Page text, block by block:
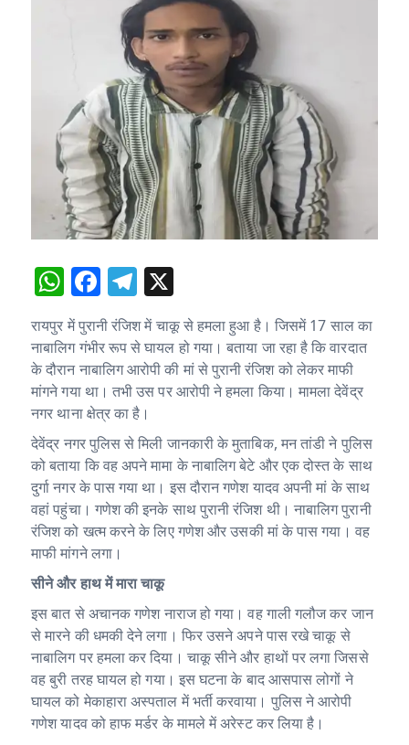
W
h
at
s
A
p
p
F
a
c
e
b
o
o
k
T
el
e
g
ra
m
रायपुर में पुरानी रंजिश में चाकू से हमला हुआ है। जिसमें 17 साल का
नाबालिग गंभीर रूप से घायल हो गया। बताया जा रहा है कि वारदात
के दौरान नाबालिग आरोपी की मां से पुरानी रंजिश को लेकर माफी
मांगने गया था। तभी उस पर आरोपी ने हमला किया। मामला देवेंद्र
नगर थाना क्षेत्र का है।
देवेंद्र नगर पुलिस से मिली जानकारी के मुताबिक, मन तांडी ने पुलिस
को बताया कि वह अपने मामा के नाबालिग बेटे और एक दोस्त के साथ
दुर्गा नगर के पास गया था। इस दौरान गणेश यादव अपनी मां के साथ
वहां पहुंचा। गणेश की इनके साथ पुरानी रंजिश थी। नाबालिग पुरानी
रंजिश को खत्म करने के लिए गणेश और उसकी मां के पास गया। वह
माफी मांगने लगा।
सीने और हाथ में मारा चाकू
इस बात से अचानक गणेश नाराज हो गया। वह गाली गलौज कर जान
से मारने की धमकी देने लगा। फिर उसने अपने पास रखे चाकू से
नाबालिग पर हमला कर दिया। चाकू सीने और हाथों पर लगा जिससे
वह बुरी तरह घायल हो गया। इस घटना के बाद आसपास लोगों ने
घायल को मेकाहारा अस्पताल में भर्ती करवाया। पुलिस ने आरोपी
गणेश यादव को हाफ मर्डर के मामले में अरेस्ट कर लिया है।